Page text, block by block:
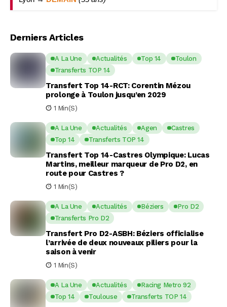
Derniers Articles
A La Une Actualités Top 14
Toulon
Transferts TOP 14
Transfert Top 14-RCT: Corentin Mézou
prolonge à Toulon jusqu’en 2029
1 Min(s)
A La Une Actualités Agen
Castres
Top 14
Transferts TOP 14
Transfert Top 14-Castres Olympique: Lucas
Martins, meilleur marqueur de Pro D2, en
route pour Castres ?
1 Min(s)
A La Une Actualités Béziers
Pro D2
Transferts Pro D2
Transfert Pro D2-ASBH: Béziers officialise
l’arrivée de deux nouveaux piliers pour la
saison à venir
1 Min(s)
A La Une Actualités
Racing Metro 92
Top 14
Toulouse Transferts TOP 14